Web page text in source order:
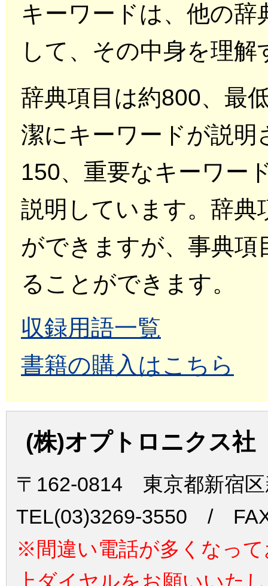
キーワードは、他の
して、その中身を理
辞典項目は約800、最
潔にキーワードが説明
150、重要なキーワー
説明しています。辞
ができますが、事典
ることができます。
収録用語一覧
書籍の購入はこちら
(株)オプトロニクス社
〒162-0814 東京都新宿
TEL(03)3269-3550 /
※間違い電話が多くなっ
上ダイヤルをお願いいた